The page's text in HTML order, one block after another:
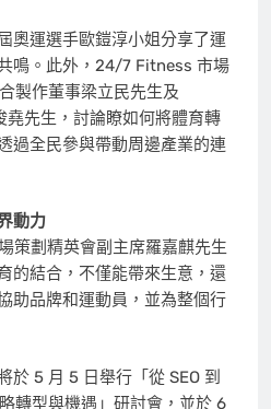
奧運選手歐鎧淳小姐分享了運
鳴。此外，24/7 Fitness 市場
製作董事梁立民先生及
堯先生，討論瞭如何將體育轉
過全民參與帶動周邊產業的連
動力
策劃精英會副主席羅嘉麒先生
的結合，不僅能帶來生意，還
助品牌和運動員，並為整個行
於 5 月 5 日舉行「從 SEO 到
轉型與機遇」研討會，並於 6